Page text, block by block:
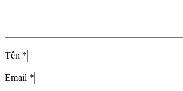
Tên *
Email *